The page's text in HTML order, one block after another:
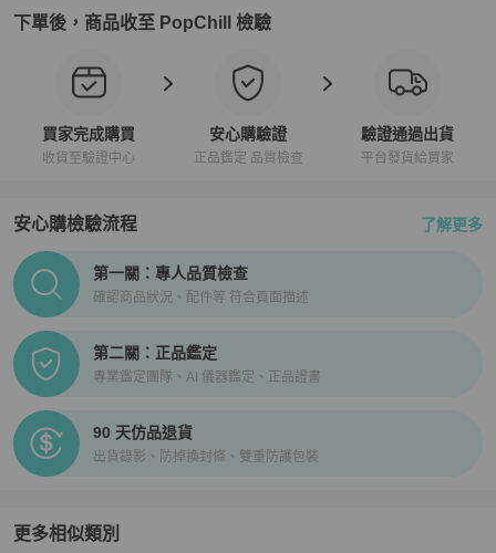
下單後，商品收至 PopChill 檢驗
買家完成購買
收貨至驗證中心
安心購驗證
正品鑑定 品質檢查
驗證通過出貨
平台發貨給買家
安心購檢驗流程 了解更多
PopChill拍拍圈正品驗證、安心購檢驗流程介紹
第一關：專人品質檢查
確認商品狀況、配件等 符合頁面描述
第二關：正品鑑定
專業鑑定團隊、AI 儀器鑑定、正品證書
90 天仿品退貨
出貨錄影、防掉換封條、雙重防護包裝
更多相似類別